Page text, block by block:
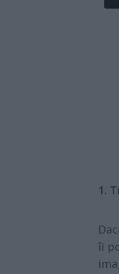
1.
îi